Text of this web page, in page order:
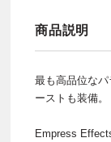
商品説明
最も高品位な
ーストも装備。
Empress